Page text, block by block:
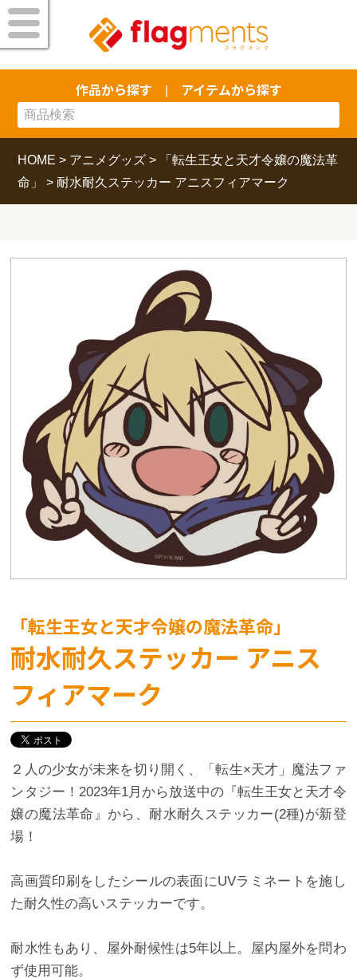
作品から探す アイテムから探す
HOME > アニメグッズ >
「転生王女と天才令嬢の魔法革
命」
>耐水耐久ステッカー アニスフィアマーク
「転生王女と天才令嬢の魔法革命」
耐水耐久ステッカー アニス
フィアマーク
２人の少女が未来を切り開く、「転生×天才」魔法ファ
ンタジー！2023年1月から放送中の『転生王女と天才令
嬢の魔法革命』から、耐水耐久ステッカー(2種)が新登
場！
高画質印刷をしたシールの表面にUVラミネートを施し
た耐久性の高いステッカーです。
耐水性もあり、屋外耐候性は5年以上。屋内屋外を問わ
ず使用可能。